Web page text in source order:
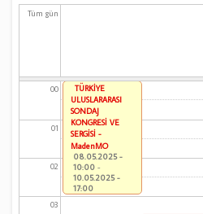
Tüm gün
00
01
02
03
TÜRKİYE
ULUSLARARASI
SONDAJ
KONGRESİ VE
SERGİSİ -
MadenMO
08.05.2025 -
10:00 -
10.05.2025 -
17:00